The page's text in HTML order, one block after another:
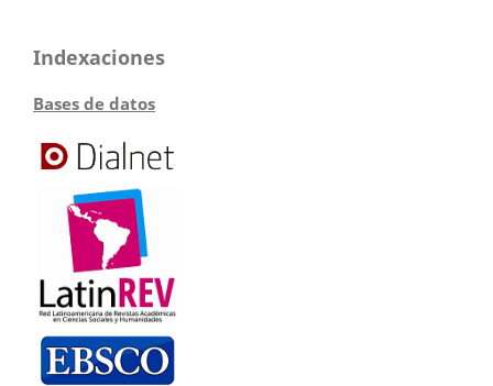
Indexaciones
Bases de datos